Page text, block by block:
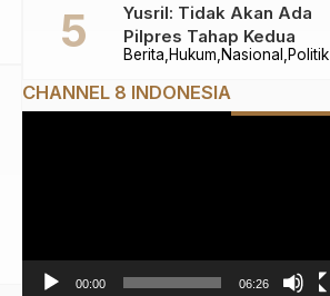
Berita Hukum Nasional Politik
Yusril: Tidak Akan Ada
Pilpres Tahap Kedua
CHANNEL 8 INDONESIA
00:00 06:26